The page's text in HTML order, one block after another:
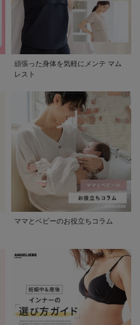
頑張った身体を気軽にメンテ マム
レスト
ママとベビーのお役立ちコラム